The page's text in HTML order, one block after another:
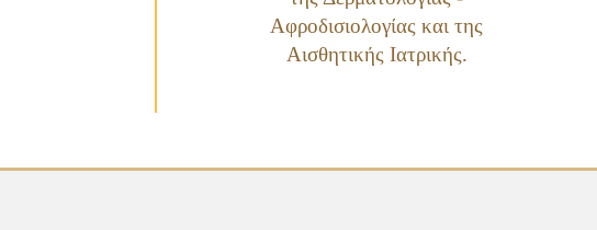
Αφροδισιολογίαςκαι της
Αισθητικής Ιατρικής.